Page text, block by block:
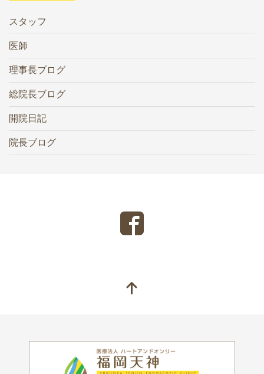
スタッフ
医師
理事長ブログ
総院長ブログ
開院日記
院長ブログ